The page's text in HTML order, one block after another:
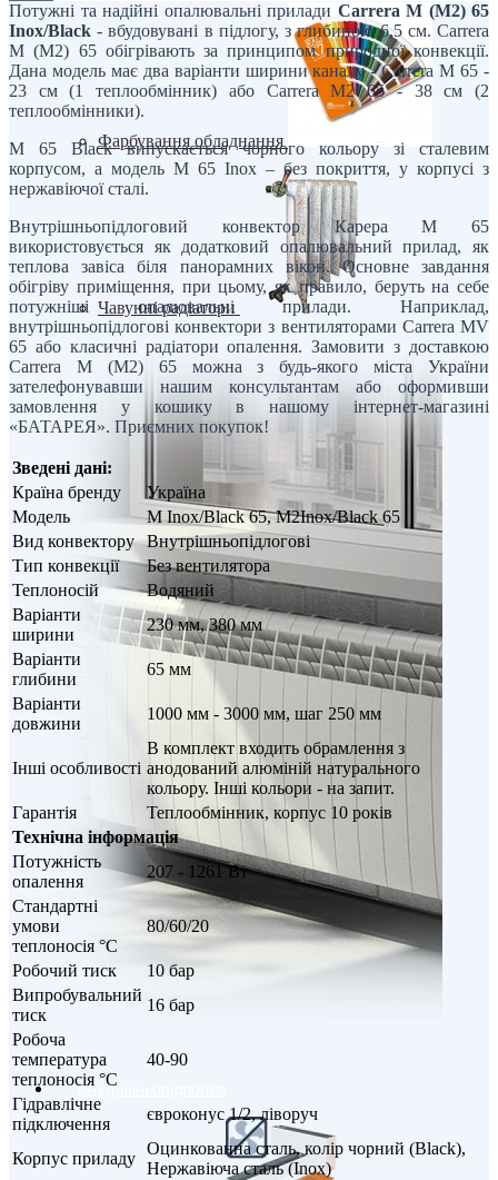
Фарбування обладнання
Чавунні радіатори
Внутрішньопідлогові
Потужні та надійні опалювальні прилади Carrera M (M2) 65
Inox/Black - вбудовувані в підлогу, з глибиною 6,5 см. Carrera
M (M2) 65 обігрівають за принципом природної конвекції.
Дана модель має два варіанти ширини каналу - Carrera M 65 -
23 см (1 теплообмінник) або Carrera M2 65 - 38 см (2
теплообмінники).
M 65 Black випускається чорного кольору зі сталевим
корпусом, а модель M 65 Inox – без покриття, у корпусі з
нержавіючої сталі.
Внутрішньопідлоговий конвектор Карера M 65
використовується як додатковий опалювальний прилад, як
теплова завіса біля панорамних вікон. Основне завдання
обігріву приміщення, при цьому, як правило, беруть на себе
потужніші опалювальні прилади. Наприклад,
внутрішньопідлогові конвектори з вентиляторами Carrera MV
65 або класичні радіатори опалення. Замовити з доставкою
Carrera M (M2) 65 можна з будь-якого міста України
зателефонувавши нашим консультантам або оформивши
замовлення у кошику в нашому інтернет-магазині
«БАТАРЕЯ». Приємних покупок!
Зведені дані:
Країна бренду
Україна
Модель
М Inox/Black 65, М2Inox/Black 65
Вид конвектору
Внутрішньопідлогові
Тип конвекції
Без вентилятора
Теплоносій
Водяний
Варіанти
ширини
230 мм, 380 мм
Варіанти
глибини
65 мм
Варіанти
довжини
1000 мм - 3000 мм, шаг 250 мм
Інші особливості
В комплект входить обрамлення з
анодований алюміній натурального
кольору. Інші кольори - на запит.
Гарантія
Теплообмінник, корпус 10 років
Технічна інформація
Потужність
опалення
207 - 1261 Вт
Стандартні
умови
теплоносія °С
80/60/20
Робочий тиск
10 бар
Випробувальний
тиск
16 бар
Робоча
температура
теплоносія °С
40-90
Гідравлічне
підключення
євроконус 1/2, ліворуч
Корпус приладу
Оцинкованна сталь, колір чорний (Black),
Нержавіюча сталь (Inox)